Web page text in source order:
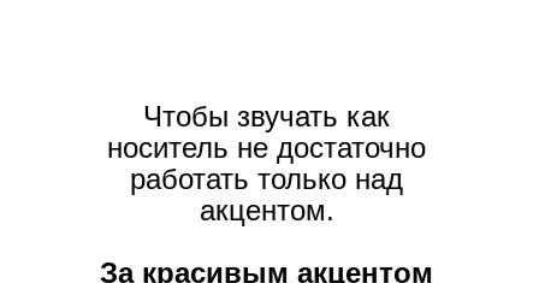
Чтобы звучать как
носитель не достаточно
работать только над
акцентом.
За красивым акцентом